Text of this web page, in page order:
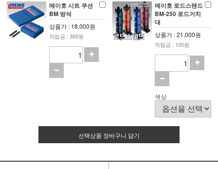
메이호 시트 쿠션
BM 방석
상품가 : 18,000원
적립금 : 300원
메이호 로드스탠드
BM-250 로드거치
대
상품가 : 21,000원
적립금 : 100원
색상
선택상품 장바구니 담기